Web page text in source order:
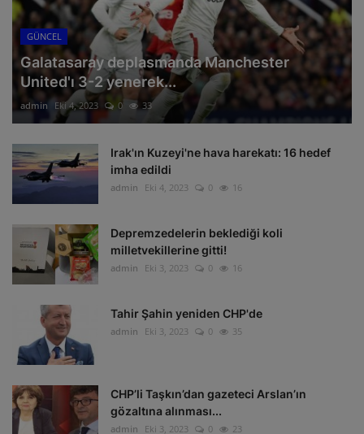
GÜNCEL
Galatasaray deplasmanda Manchester
United'ı 3-2 yenerek...
admin Eki 4, 2023 0 33
Irak'ın Kuzeyi'ne hava harekatı: 16 hedef
imha edildi
admin Eki 4, 2023 0 16
Depremzedelerin beklediği koli
milletvekillerine gitti!
admin Eki 3, 2023 0 16
Tahir Şahin yeniden CHP'de
admin Eki 3, 2023 0 35
CHP’li Taşkın’dan gazeteci Arslan’ın
gözaltına alınması...
admin Eki 3, 2023 0 23